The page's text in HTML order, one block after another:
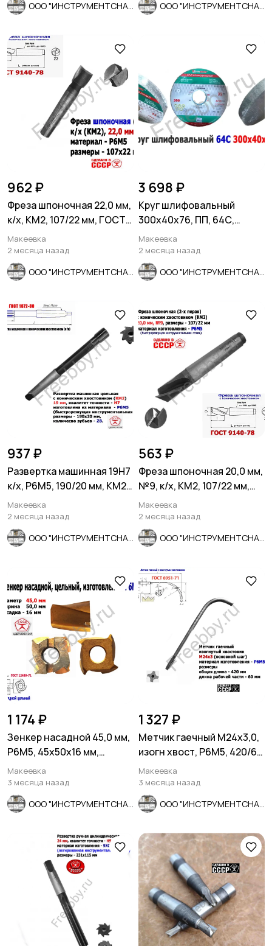
962 ₽
Фреза шпоночная 22,0 мм,
к/х, КМ2, 107/22 мм, ГОСТ
9140-78 ВИЗ, СССР
Макеевка
2 месяца назад
3 698 ₽
Круг шлифовальный
300х40х76, ПП, 64С,
зеленый, 40 СМ1, K-L V, ср
зерно
Макеевка
2 месяца назад
937 ₽
Развертка машинная 19Н7
к/х, Р6М5, 190/20 мм, КМ2,
Z8, ВИЗ, СССР.
Макеевка
2 месяца назад
563 ₽
Фреза шпоночная 20,0 мм,
№9, к/х, КМ2, 107/22 мм,
2235-0055, СССР.
Макеевка
2 месяца назад
1 174 ₽
Зенкер насадной 45,0 мм,
Р6М5, 45х50х16 мм,
цельный.2320-2672, СССР
Макеевка
3 месяца назад
1 327 ₽
Метчик гаечный М24х3,0,
изогн хвост, Р6М5, 420/60
мм, осн шаг, СССР.
Макеевка
3 месяца назад